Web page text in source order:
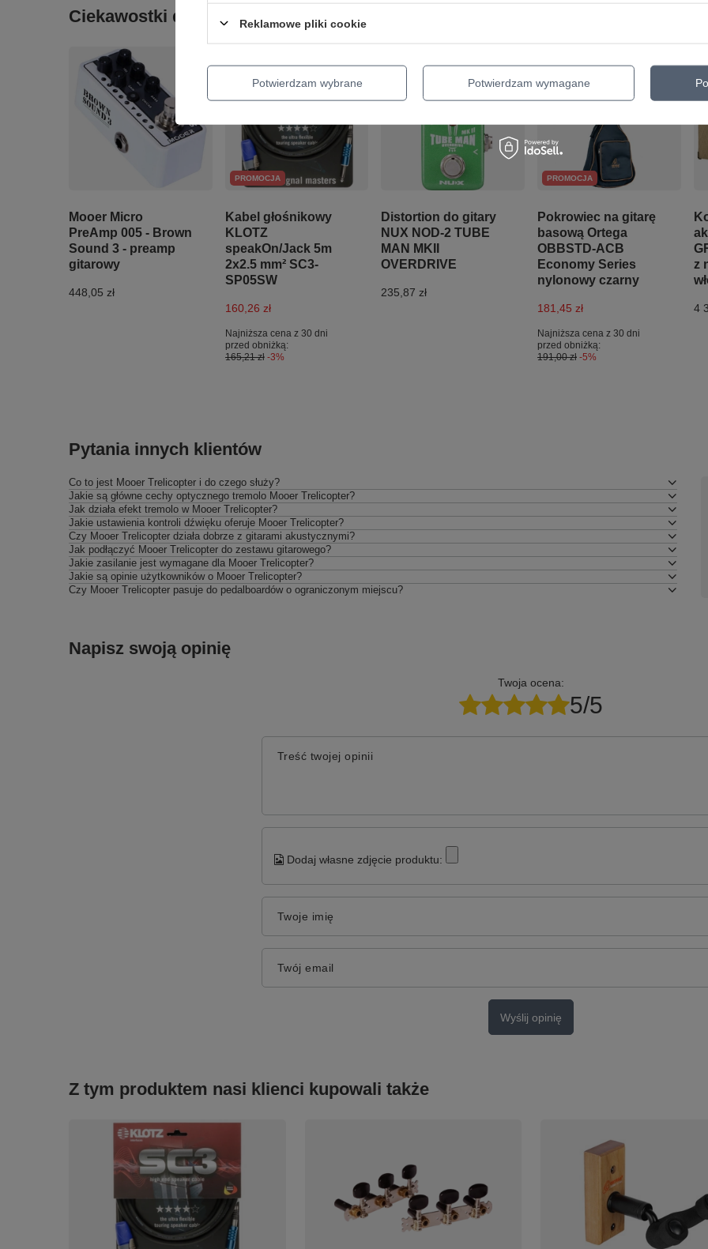
Ciekawostki do gitary
Mooer Micro
PreAmp 005 - Brown
Sound 3 - preamp
gitarowy
448,05 zł
PROMOCJA
Kabel głośnikowy
KLOTZ
speakOn/Jack 5m
2x2.5 mm² SC3-
SP05SW
160,26 zł
Najniższa cena z 30 dni
przed obniżką:
165,21 zł -3%
Distortion do gitary
NUX NOD-2 TUBE
MAN MKII
OVERDRIVE
235,87 zł
PROMOCJA
Pokrowiec na gitarę
basową Ortega
OBBSTD-ACB
Economy Series
nylonowy czarny
181,45 zł
Najniższa cena z 30 dni
przed obniżką:
191,00 zł -5%
z
4
Pytania innych klientów
Co to jest Mooer Trelicopter i do czego służy?
Jakie są główne cechy optycznego tremolo Mooer Trelicopter?
Jak działa efekt tremolo w Mooer Trelicopter?
Jakie ustawienia kontroli dźwięku oferuje Mooer Trelicopter?
Czy Mooer Trelicopter działa dobrze z gitarami akustycznymi?
Jak podłączyć Mooer Trelicopter do zestawu gitarowego?
Jakie zasilanie jest wymagane dla Mooer Trelicopter?
Jakie są opinie użytkowników o Mooer Trelicopter?
Czy Mooer Trelicopter pasuje do pedalboardów o ograniczonym miejscu?
Napisz swoją opinię
Twoja ocena:
5/5
Treść twojej opinii
Dodaj własne zdjęcie produktu:
Twoje imię
Twój email
Wyślij opinię
Z tym produktem nasi klienci kupowali także
Reklamowe pliki cookie
Potwierdzam wybrane Potwierdzam wymagane